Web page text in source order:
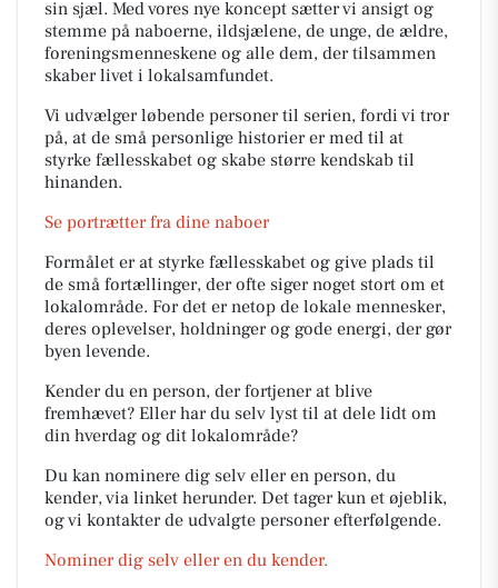
sin sjæl. Med vores nye koncept sætter vi ansigt og
stemme på naboerne, ildsjælene, de unge, de ældre,
foreningsmenneskene og alle dem, der tilsammen
skaber livet i lokalsamfundet.
Vi udvælger løbende personer til serien, fordi vi tror
på, at de små personlige historier er med til at
styrke fællesskabet og skabe større kendskab til
hinanden.
Se portrætter fra dine naboer
Formålet er at styrke fællesskabet og give plads til
de små fortællinger, der ofte siger noget stort om et
lokalområde. For det er netop de lokale mennesker,
deres oplevelser, holdninger og gode energi, der gør
byen levende.
Kender du en person, der fortjener at blive
fremhævet? Eller har du selv lyst til at dele lidt om
din hverdag og dit lokalområde?
Du kan nominere dig selv eller en person, du
kender, via linket herunder. Det tager kun et øjeblik,
og vi kontakter de udvalgte personer efterfølgende.
Nominer dig selv eller en du kender.